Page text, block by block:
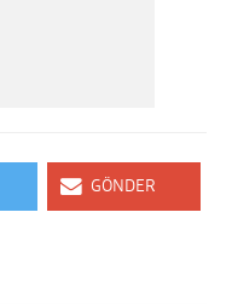
GÖNDER